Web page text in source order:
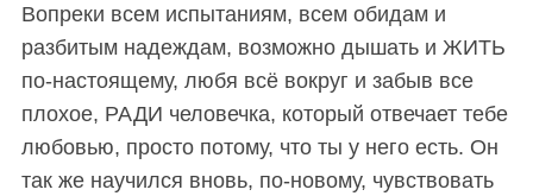
Вопреки всем испытаниям, всем обидам и
разбитым надеждам, возможно дышать и ЖИТЬ
по-настоящему, любя всё вокруг и забыв все
плохое, РАДИ человечка, который отвечает тебе
любовью, просто потому, что ты у него есть. Он
так же научился вновь, по-новому, чувствовать